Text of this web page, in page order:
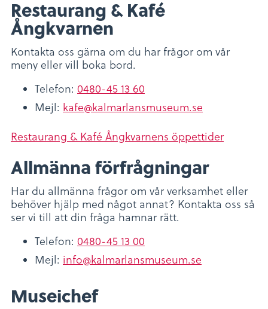
Restaurang & Kafé
Ångkvarnen
Kontakta oss gärna om du har frågor om vår
meny eller vill boka bord.
Telefon: 0480-45 13 60
Mejl: kafe@kalmarlansmuseum.se
Restaurang & Kafé Ångkvarnens öppettider
Allmänna förfrågningar
Har du allmänna frågor om vår verksamhet eller
behöver hjälp med något annat? Kontakta oss så
ser vi till att din fråga hamnar rätt.
Telefon: 0480-45 13 00
Mejl: info@kalmarlansmuseum.se
Museichef